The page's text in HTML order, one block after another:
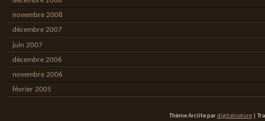
novembre 2008
décembre 2007
juin 2007
décembre 2006
novembre 2006
février 2005
Thème Arclite pardigitalnature |